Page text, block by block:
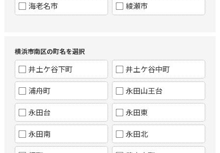
海老名市 綾瀬市
横浜市南区の町名を選択
井土ケ谷下町 井土ケ谷中町
浦舟町 永田山王台
永田台 永田東
永田南 永田北